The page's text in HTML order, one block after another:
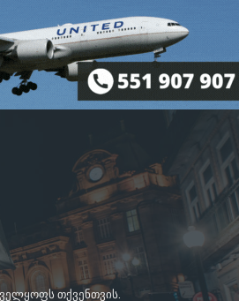
თქვენთვის.